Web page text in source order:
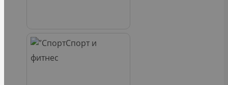
Спорт и
фитнес